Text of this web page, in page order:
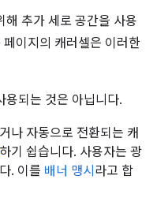
해 추가 세로 공간을 사용
이지의 캐러셀은 이러한
용되는 것은 아닙니다.
나 자동으로 전환되는 캐
하기 쉽습니다. 사용자는 광
. 이를 배너 맹시 라고 합